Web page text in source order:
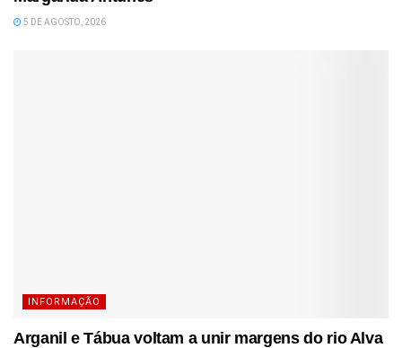
5 DE AGOSTO, 2026
INFORMAÇÃO
Arganil e Tábua voltam a unir margens do rio Alva